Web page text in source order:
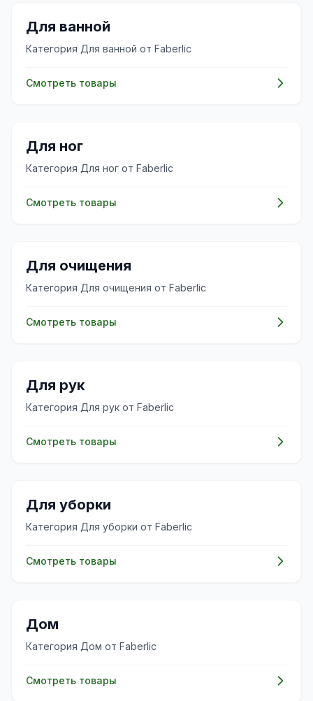
✨
Для ванной
Категория Для ванной от Faberlic
Смотреть товары
✨
Для ног
Категория Для ног от Faberlic
Смотреть товары
✨
Для очищения
Категория Для очищения от Faberlic
Смотреть товары
✨
Для рук
Категория Для рук от Faberlic
Смотреть товары
✨
Для уборки
Категория Для уборки от Faberlic
Смотреть товары
🏠
Дом
Категория Дом от Faberlic
Смотреть товары